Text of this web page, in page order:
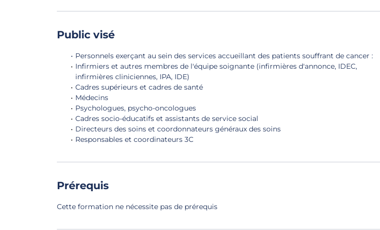
Public visé
Personnels exerçant au sein des services accueillant des patients souffrant de cancer :
Infirmiers et autres membres de l'équipe soignante (infirmières d'annonce, IDEC,
infirmières cliniciennes, IPA, IDE)
Cadres supérieurs et cadres de santé
Médecins
Psychologues, psycho-oncologues
Cadres socio-éducatifs et assistants de service social
Directeurs des soins et coordonnateurs généraux des soins
Responsables et coordinateurs 3C
Prérequis
Cette formation ne nécessite pas de prérequis